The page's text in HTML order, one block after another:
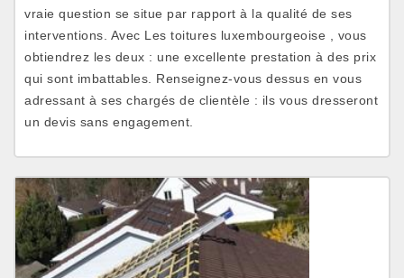
vraie question se situe par rapport à la qualité de ses
interventions. Avec Les toitures luxembourgeoise , vous
obtiendrez les deux : une excellente prestation à des prix
qui sont imbattables. Renseignez-vous dessus en vous
adressant à ses chargés de clientèle : ils vous dresseront
un devis sans engagement.